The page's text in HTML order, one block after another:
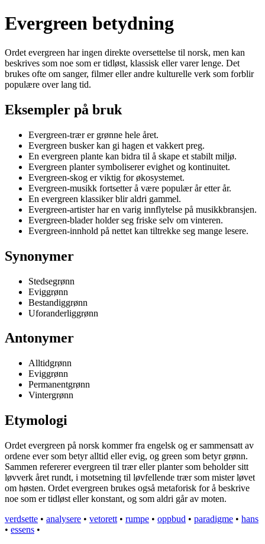
Evergreen betydning
Ordet evergreen har ingen direkte oversettelse til norsk, men kan
beskrives som noe som er tidløst, klassisk eller varer lenge. Det
brukes ofte om sanger, filmer eller andre kulturelle verk som forblir
populære over lang tid.
Eksempler på bruk
Evergreen-trær er grønne hele året.
Evergreen busker kan gi hagen et vakkert preg.
En evergreen plante kan bidra til å skape et stabilt miljø.
Evergreen planter symboliserer evighet og kontinuitet.
Evergreen-skog er viktig for økosystemet.
Evergreen-musikk fortsetter å være populær år etter år.
En evergreen klassiker blir aldri gammel.
Evergreen-artister har en varig innflytelse på musikkbransjen.
Evergreen-blader holder seg friske selv om vinteren.
Evergreen-innhold på nettet kan tiltrekke seg mange lesere.
Synonymer
Stedsegrønn
Eviggrønn
Bestandiggrønn
Uforanderliggrønn
Antonymer
Alltidgrønn
Eviggrønn
Permanentgrønn
Vintergrønn
Etymologi
Ordet evergreen på norsk kommer fra engelsk og er sammensatt av
ordene ever som betyr alltid eller evig, og green som betyr grønn.
Sammen refererer evergreen til trær eller planter som beholder sitt
løvverk året rundt, i motsetning til løvfellende trær som mister løvet
om høsten. Ordet evergreen brukes også metaforisk for å beskrive
noe som er tidløst eller konstant, og som aldri går av moten.
verdsette • analysere • vetorett • rumpe • oppbud • paradigme • hans
• essens •